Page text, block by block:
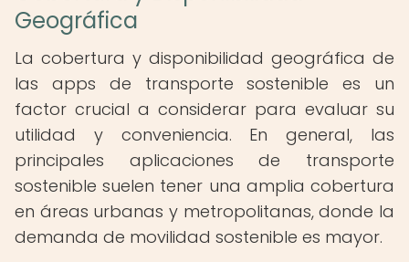
Geográfica
La cobertura y disponibilidad geográfica de
las apps de transporte sostenible es un
factor crucial a considerar para evaluar su
utilidad y conveniencia. En general, las
principales aplicaciones de transporte
sostenible suelen tener una amplia cobertura
en áreas urbanas y metropolitanas, donde la
demanda de movilidad sostenible es mayor.